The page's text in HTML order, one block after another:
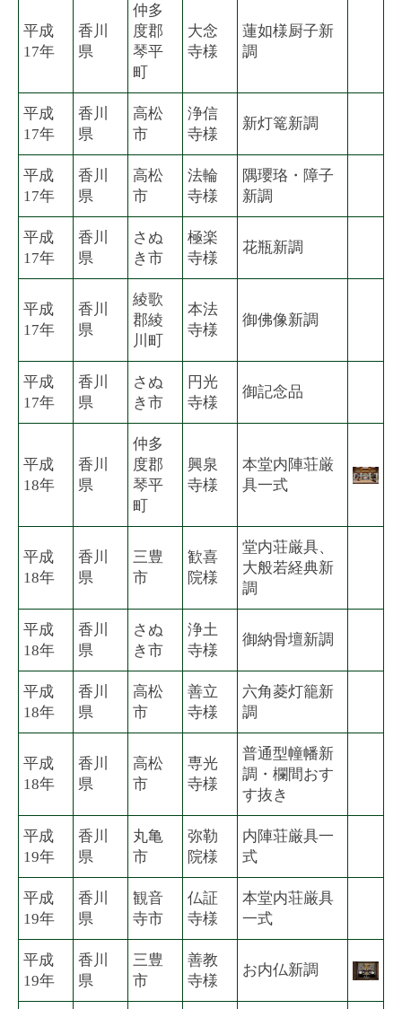
平成
17年
香川
県
仲多
度郡
琴平
町
大念
寺様
蓮如様厨子新
調
平成
17年
香川
県
高松
市
浄信
寺様
新灯篭新調
平成
17年
香川
県
高松
市
法輪
寺様
隅瓔珞・障子
新調
平成
17年
香川
県
さぬ
き市
極楽
寺様
花瓶新調
平成
17年
香川
県
綾歌
郡綾
川町
本法
寺様
御佛像新調
平成
17年
香川
県
さぬ
き市
円光
寺様
御記念品
平成
18年
香川
県
仲多
度郡
琴平
町
興泉
寺様
本堂内陣荘厳
具一式
平成
18年
香川
県
三豊
市
歓喜
院様
堂内荘厳具、
大般若経典新
調
平成
18年
香川
県
さぬ
き市
浄土
寺様
御納骨壇新調
平成
18年
香川
県
高松
市
善立
寺様
六角菱灯籠新
調
平成
18年
香川
県
高松
市
専光
寺様
普通型幢幡新
調・欄間おす
す抜き
平成
19年
香川
県
丸亀
市
弥勒
院様
内陣荘厳具一
式
平成
19年
香川
県
観音
寺市
仏証
寺様
本堂内荘厳具
一式
平成
19年
香川
県
三豊
市
善教
寺様
お内仏新調